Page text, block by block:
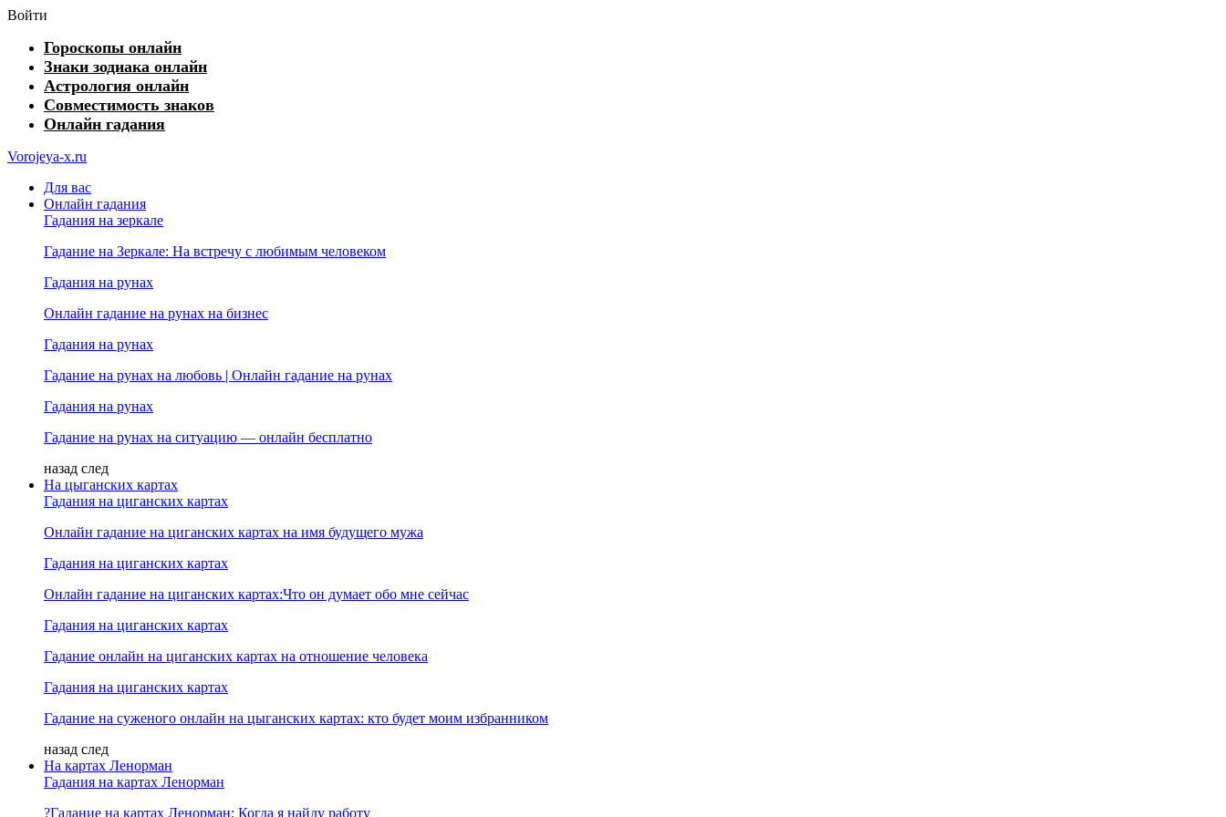
Войти
Гороскопы онлайн
Знаки зодиака онлайн
Астрология онлайн
Совместимость знаков
Онлайн гадания
Vorojeya-x.ru
Для вас
Онлайн гадания
Гадания на зеркале
Гадание на Зеркале: На встречу с любимым человеком
Гадания на рунах
Онлайн гадание на рунах на бизнес
Гадания на рунах
Гадание на рунах на любовь | Онлайн гадание на рунах
Гадания на рунах
Гадание на рунах на ситуацию — онлайн бесплатно
назад след
На цыганских картах
Гадания на циганских картах
Онлайн гадание на циганских картах на имя будущего мужа
Гадания на циганских картах
Онлайн гадание на циганских картах:Что он думает обо мне сейчас
Гадания на циганских картах
Гадание онлайн на циганских картах на отношение человека
Гадания на циганских картах
Гадание на суженого онлайн на цыганских картах: кто будет моим избранником
назад след
На картах Ленорман
Гадания на картах Ленорман
?Гадание на картах Ленорман: Когда я найду работу